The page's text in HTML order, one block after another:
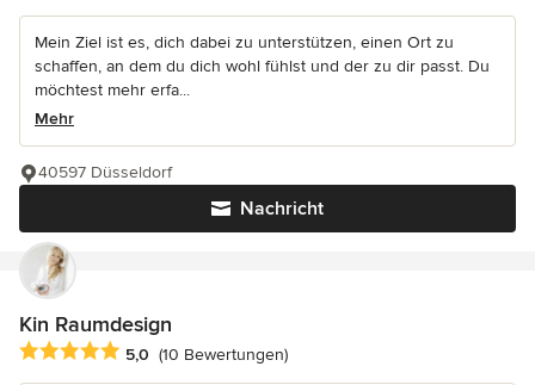
Mein Ziel ist es, dich dabei zu unterstützen, einen Ort zu
schaffen, an dem du dich wohl fühlst und der zu dir passt. Du
möchtest mehr erfa...
Mehr
Nachricht
40597 Düsseldorf
Kin Raumdesign
Durchschnittliche Bewertung: 5 von 5 Sternen
5,0 (10 Bewertungen)